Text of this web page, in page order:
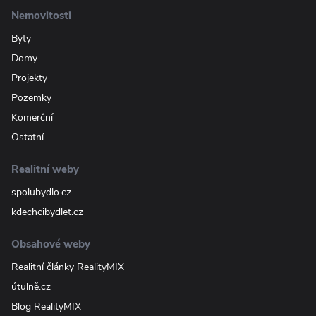
Nemovitosti
Byty
Domy
Projekty
Pozemky
Komerční
Ostatní
Realitní weby
spolubydlo.cz
kdechcibydlet.cz
Obsahové weby
Realitní články RealityMIX
útulně.cz
Blog RealityMIX